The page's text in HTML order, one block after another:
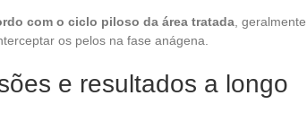
com o ciclo piloso da área tratada , geralmente
os pelos na fase anágena.
e resultados a longo